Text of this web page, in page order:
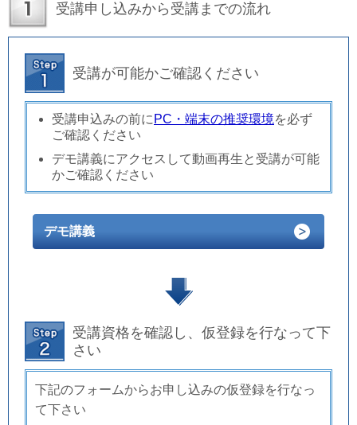
受講申し込みから受講までの流れ
受講が可能かご確認ください
受講申込みの前に PC・端末の推奨環境を必ず
ご確認ください
デモ講義にアクセスして動画再生と受講が可能
かご確認ください
デモ講義
受講資格を確認し、仮登録を行なって下
さい
下記のフォームからお申し込みの仮登録を行なっ
て下さい